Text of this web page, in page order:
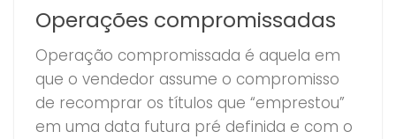
Operações compromissadas
Operação compromissada é aquela em
que o vendedor assume o compromisso
de recomprar os títulos que “emprestou”
em uma data futura pré definida e com o